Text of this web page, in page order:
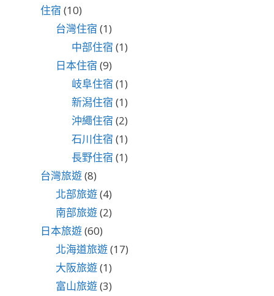
住宿 (10)
台灣住宿 (1)
中部住宿 (1)
日本住宿 (9)
岐阜住宿 (1)
新潟住宿 (1)
沖繩住宿 (2)
石川住宿 (1)
長野住宿 (1)
台灣旅遊(8)
北部旅遊(4)
南部旅遊(2)
日本旅遊(60)
北海道旅遊(17)
大阪旅遊(1)
富山旅遊(3)